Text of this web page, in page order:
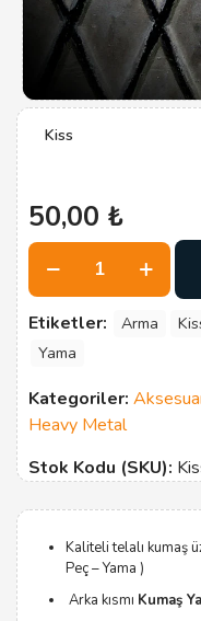
Kiss
50,00 ₺
Kiss
adet
Etiketler: Arma
Yama
Kategoriler:
Heavy Metal
Stok Kodu (SKU):
Kaliteli telalı kumaş
Peç – Yama )
Arka kısmı Kumaş